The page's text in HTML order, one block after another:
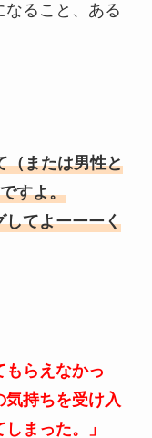
なること、ある
（または男性と
すよ。
してよーーーく
もらえなかっ
持ちを受け入
まった。」